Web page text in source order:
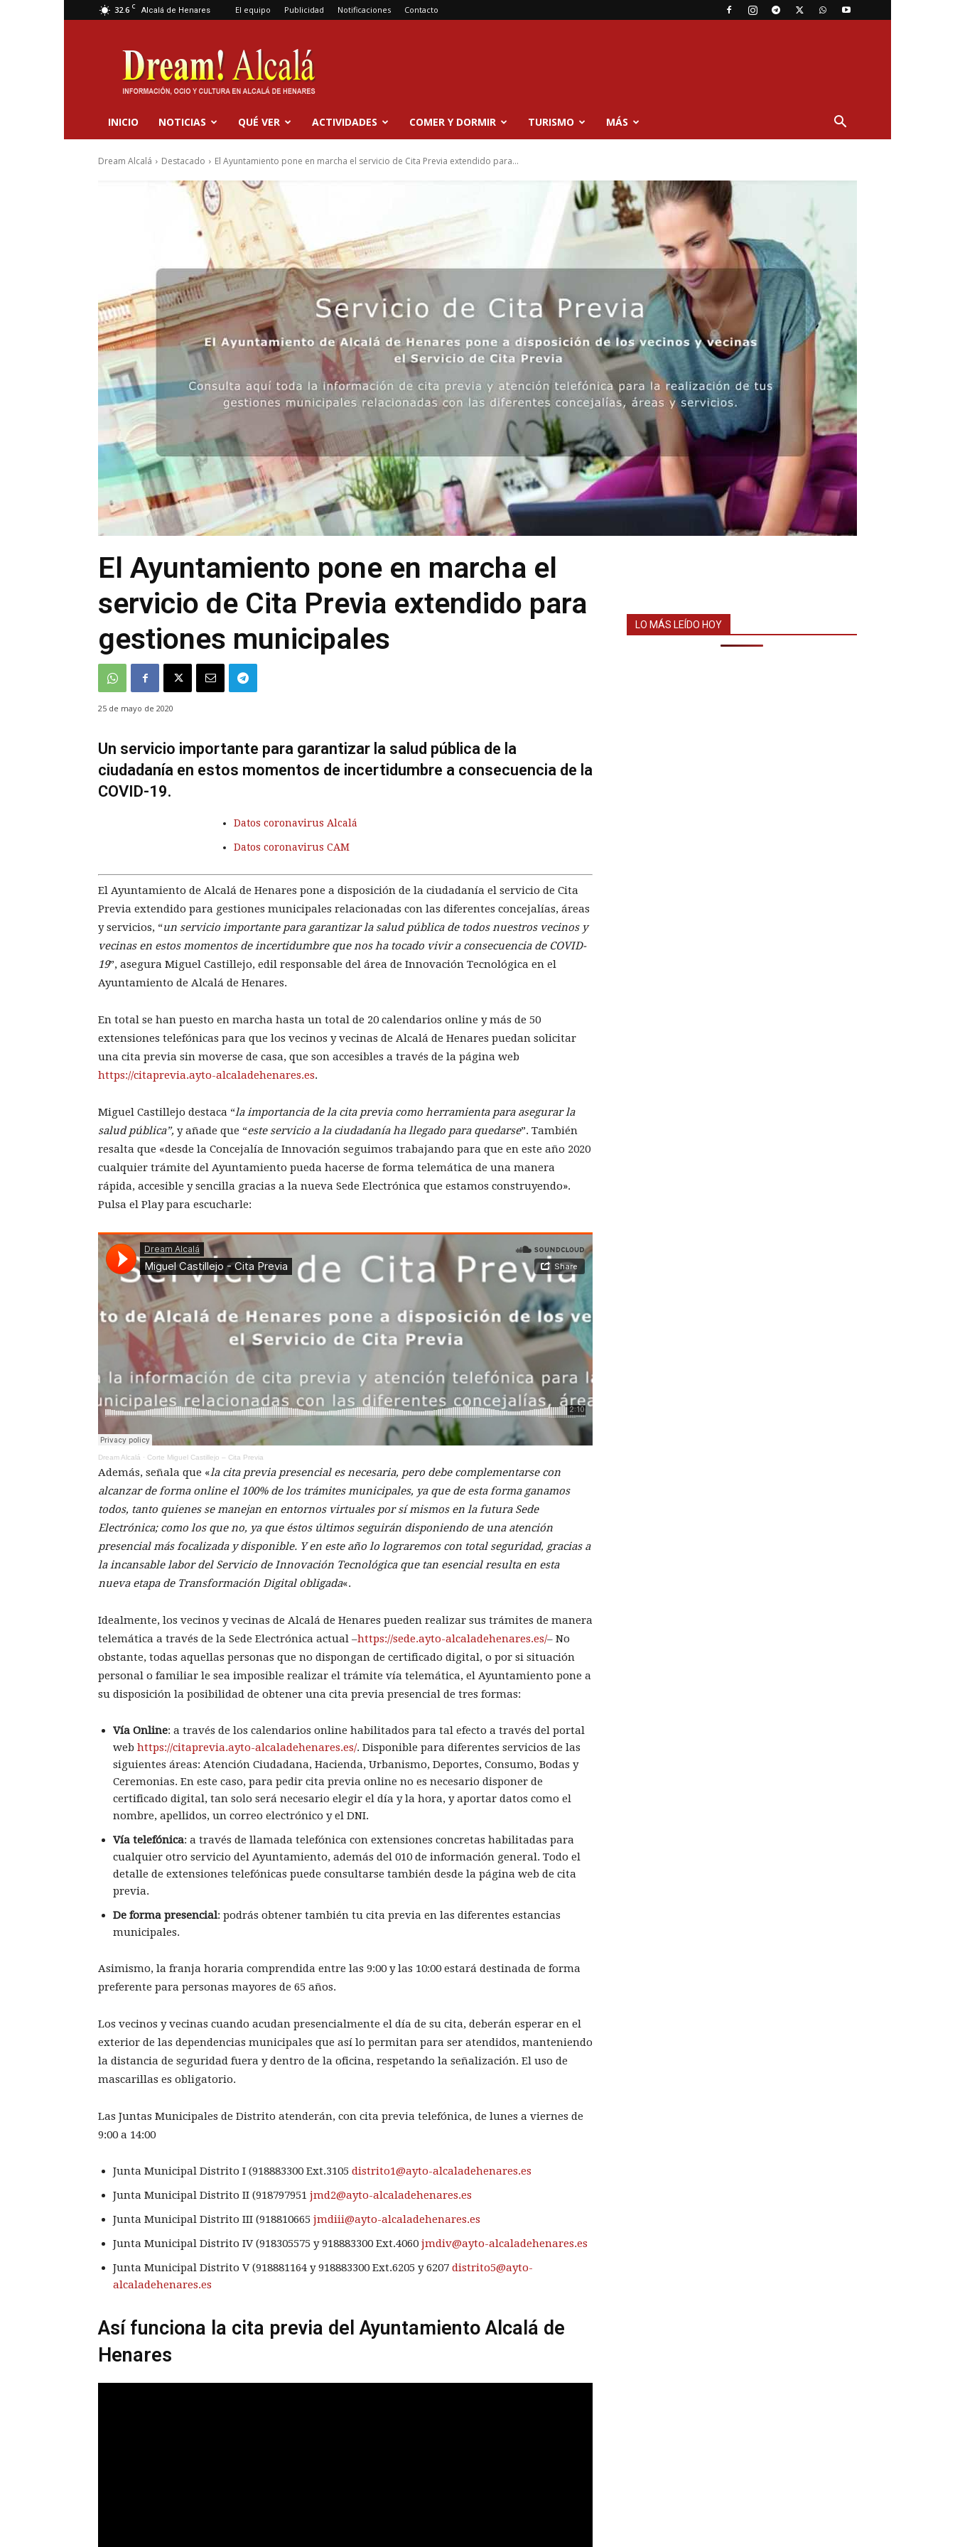
32.6 C Alcalá de Henares El equipo Publicidad Notificaciones Contacto
Dream
Alcalá
INICIO NOTICIAS QUÉ VER ACTIVIDADES COMER Y DORMIR TURISMO MÁS
Dream Alcalá Destacado El Ayuntamiento pone en marcha el servicio de Cita Previa extendido para...
El Ayuntamiento pone en marcha el
servicio de Cita Previa extendido para
gestiones municipales
25 de mayo de 2020
Un servicio importante para garantizar la salud pública de la
ciudadanía en estos momentos de incertidumbre a consecuencia de la
COVID-19.
Datos coronavirus Alcalá
Datos coronavirus CAM
El Ayuntamiento de Alcalá de Henares pone a disposición de la ciudadanía el servicio de Cita
Previa extendido para gestiones municipales relacionadas con las diferentes concejalías, áreas
y servicios, “un servicio importante para garantizar la salud pública de todos nuestros vecinos y
vecinas en estos momentos de incertidumbre que nos ha tocado vivir a consecuencia de COVID-
19”, asegura Miguel Castillejo, edil responsable del área de Innovación Tecnológica en el
Ayuntamiento de Alcalá de Henares.
En total se han puesto en marcha hasta un total de 20 calendarios online y más de 50
extensiones telefónicas para que los vecinos y vecinas de Alcalá de Henares puedan solicitar
una cita previa sin moverse de casa, que son accesibles a través de la página web
https://citaprevia.ayto-alcaladehenares.es.
Miguel Castillejo destaca “la importancia de la cita previa como herramienta para asegurar la
salud pública”, y añade que “este servicio a la ciudadanía ha llegado para quedarse”. También
resalta que «desde la Concejalía de Innovación seguimos trabajando para que en este año 2020
cualquier trámite del Ayuntamiento pueda hacerse de forma telemática de una manera
rápida, accesible y sencilla gracias a la nueva Sede Electrónica que estamos construyendo».
Pulsa el Play para escucharle:
Dream Alcalá · Corte Miguel Castillejo – Cita Previa
Además, señala que «la cita previa presencial es necesaria, pero debe complementarse con
alcanzar de forma online el 100% de los trámites municipales, ya que de esta forma ganamos
todos, tanto quienes se manejan en entornos virtuales por sí mismos en la futura Sede
Electrónica; como los que no, ya que éstos últimos seguirán disponiendo de una atención
presencial más focalizada y disponible. Y en este año lo lograremos con total seguridad, gracias a
la incansable labor del Servicio de Innovación Tecnológica que tan esencial resulta en esta
nueva etapa de Transformación Digital obligada«.
Idealmente, los vecinos y vecinas de Alcalá de Henares pueden realizar sus trámites de manera
telemática a través de la Sede Electrónica actual –https://sede.ayto-alcaladehenares.es/– No
obstante, todas aquellas personas que no dispongan de certificado digital, o por si situación
personal o familiar le sea imposible realizar el trámite vía telemática, el Ayuntamiento pone a
su disposición la posibilidad de obtener una cita previa presencial de tres formas:
Vía Online: a través de los calendarios online habilitados para tal efecto a través del portal
web https://citaprevia.ayto-alcaladehenares.es/. Disponible para diferentes servicios de las
siguientes áreas: Atención Ciudadana, Hacienda, Urbanismo, Deportes, Consumo, Bodas y
Ceremonias. En este caso, para pedir cita previa online no es necesario disponer de
certificado digital, tan solo será necesario elegir el día y la hora, y aportar datos como el
nombre, apellidos, un correo electrónico y el DNI.
Vía telefónica: a través de llamada telefónica con extensiones concretas habilitadas para
cualquier otro servicio del Ayuntamiento, además del 010 de información general. Todo el
detalle de extensiones telefónicas puede consultarse también desde la página web de cita
previa.
De forma presencial: podrás obtener también tu cita previa en las diferentes estancias
municipales.
Asimismo, la franja horaria comprendida entre las 9:00 y las 10:00 estará destinada de forma
preferente para personas mayores de 65 años.
Los vecinos y vecinas cuando acudan presencialmente el día de su cita, deberán esperar en el
exterior de las dependencias municipales que así lo permitan para ser atendidos, manteniendo
la distancia de seguridad fuera y dentro de la oficina, respetando la señalización. El uso de
mascarillas es obligatorio.
Las Juntas Municipales de Distrito atenderán, con cita previa telefónica, de lunes a viernes de
9:00 a 14:00
Junta Municipal Distrito I (918883300 Ext.3105 distrito1@ayto-alcaladehenares.es
Junta Municipal Distrito II (918797951 jmd2@ayto-alcaladehenares.es
Junta Municipal Distrito III (918810665 jmdiii@ayto-alcaladehenares.es
Junta Municipal Distrito IV (918305575 y 918883300 Ext.4060 jmdiv@ayto-alcaladehenares.es
Junta Municipal Distrito V (918881164 y 918883300 Ext.6205 y 6207 distrito5@ayto-
alcaladehenares.es
Así funciona la cita previa del Ayuntamiento Alcalá de
Henares
LO MÁS LEÍDO HOY